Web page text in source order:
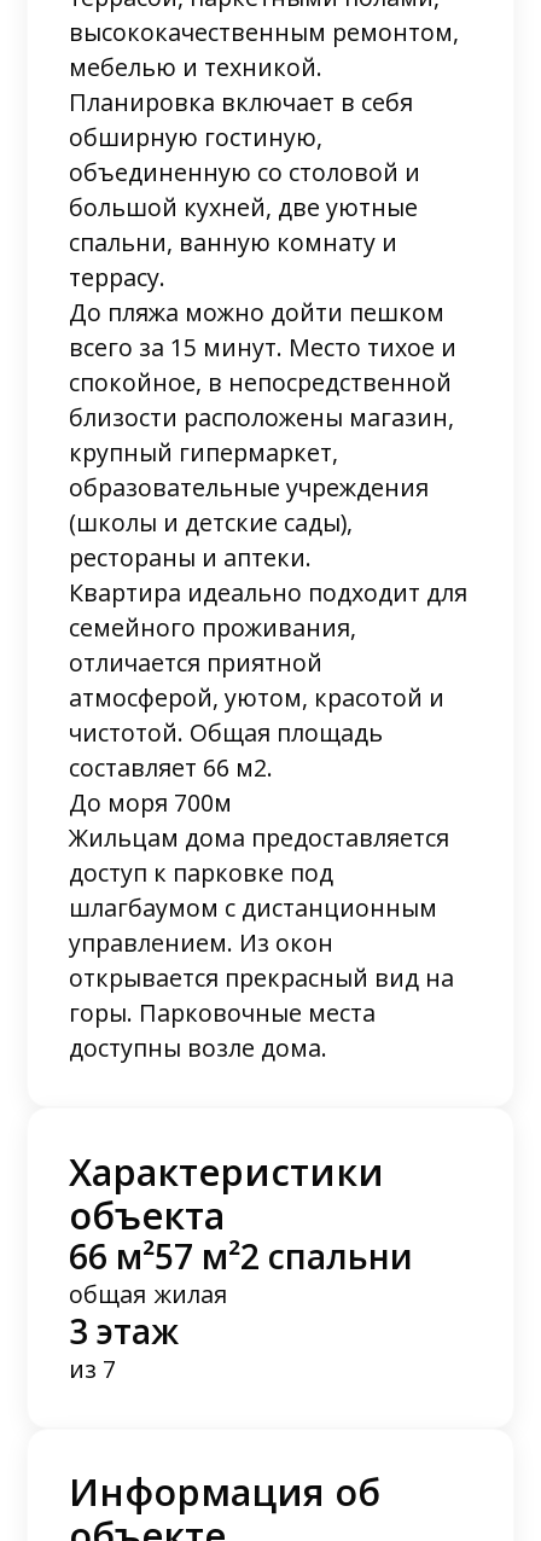
высококачественным ремонтом,
мебелью и техникой.
Планировка включает в себя
обширную гостиную,
объединенную со столовой и
большой кухней, две уютные
спальни, ванную комнату и
террасу.
До пляжа можно дойти пешком
всего за 15 минут. Место тихое и
спокойное, в непосредственной
близости расположены магазин,
крупный гипермаркет,
образовательные учреждения
(школы и детские сады),
рестораны и аптеки.
Квартира идеально подходит для
семейного проживания,
отличается приятной
атмосферой, уютом, красотой и
чистотой. Общая площадь
составляет 66 м2.
До моря 700м
Жильцам дома предоставляется
доступ к парковке под
шлагбаумом с дистанционным
управлением. Из окон
открывается прекрасный вид на
горы. Парковочные места
доступны возле дома.
Характеристики
объекта
66 м²
общая
57 м²
жилая
2 спальни
3 этаж
из 7
Информация об